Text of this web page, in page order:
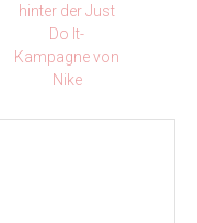
hinter der Just
Do It-
Kampagne von
Nike